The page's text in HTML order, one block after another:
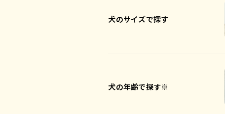
犬のサイズで探す
犬の年齢で探す※